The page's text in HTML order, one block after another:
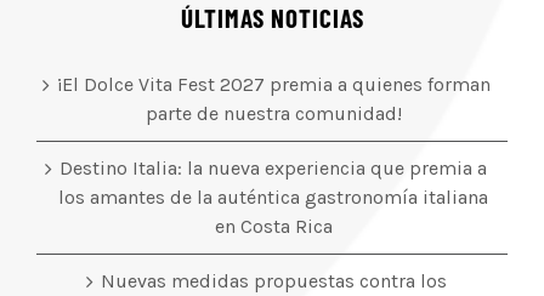
ÚLTIMAS NOTICIAS
¡El Dolce Vita Fest 2027 premia a quienes forman
parte de nuestra comunidad!
Destino Italia: la nueva experiencia que premia a
los amantes de la auténtica gastronomía italiana
en Costa Rica
Nuevas medidas propuestas contra los